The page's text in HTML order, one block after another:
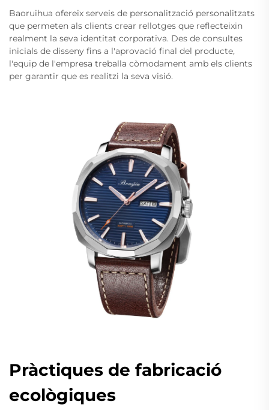
Baoruihua ofereix serveis de personalització personalitzats
que permeten als clients crear rellotges que reflecteixin
realment la seva identitat corporativa. Des de consultes
inicials de disseny fins a l'aprovació final del producte,
l'equip de l'empresa treballa còmodament amb els clients
per garantir que es realitzi la seva visió.
Pràctiques de fabricació
ecològiques